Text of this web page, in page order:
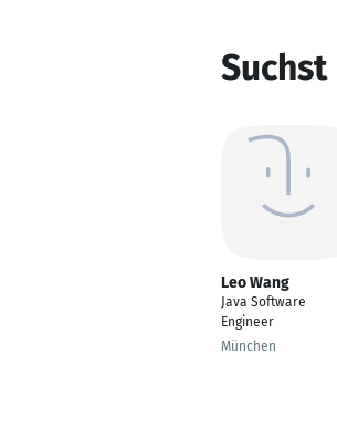
Leo Wang
Java Software
Engineer
München